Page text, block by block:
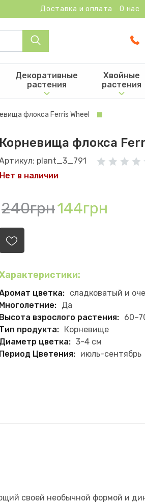
Доставка и оплата О нас
Декоративные
растения
Хвойные
растения
флокса Ferris Wheel
Корневища флокса
plant_3_791
Нет в наличии
240грн144грн
цветка: сладковатый и
Многолетние: Да
Высота взрослого растения:
Тип продукта: Корневище
Диаметр цветка: 3-4 см
Период Цветения: июль-сентябрь
своей необычной формой и